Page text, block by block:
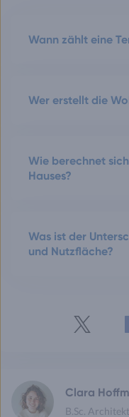
Wann zählt eine
Wer erstellt die
Wie berechnet
Hauses?
Was ist der
und Nutzfläche?
Clara
B.Sc.